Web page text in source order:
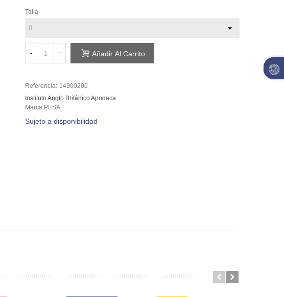
Talla
- + Añadir Al Carrito
Referencia: 14900200
Instituto Anglo Británico Apodaca
Marca:PESA
Sujeto a disponibilidad